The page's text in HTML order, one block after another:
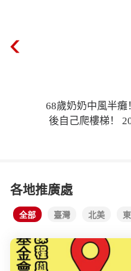
68歲奶奶中風半癱
後自己爬樓梯！
各地推廣處
全部 臺灣 北美